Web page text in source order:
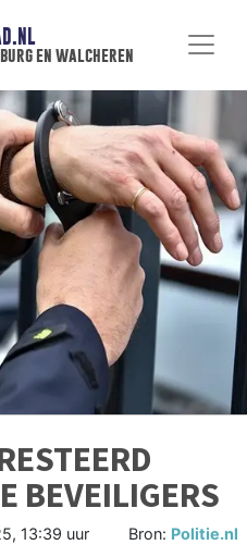
en walcheren
BEVEILIGERS
13:39 uur Bron: Politie.nl